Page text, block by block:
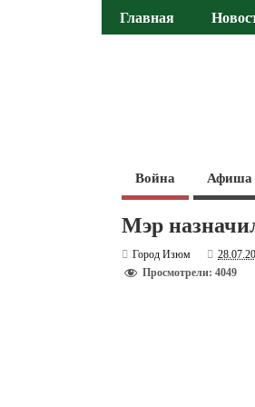
Главная
Война Афиша
Мэр
Город Изюм
Просмотрели: 4049